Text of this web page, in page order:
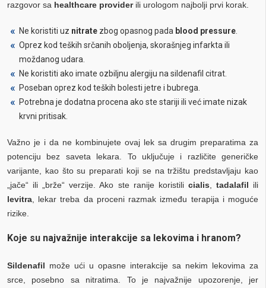
razgovor sa healthcare providerili urologom najbolji prvi korak.
Ne koristiti uz nitrate zbog opasnog pada blood pressure
Oprez kod teških srčanih oboljenja, skorašnjeg infarkta ili
moždanog udara.
Ne koristiti ako imate ozbiljnu alergiju na sildenafil citrat.
Poseban oprez kod teških bolesti jetre i bubrega.
Potrebna je dodatna procena ako ste stariji ili već imate nizak
krvni pritisak.
Važno je i da ne kombinujete ovaj lek sa drugim preparatima za
potenciju bez saveta lekara. To uključuje i različite generičke
varijante, kao što su preparati koji se na tržištu predstavljaju kao
„jače“ ili „brže“ verzije. Ako ste ranije koristili cialis tadalafil ili
levitra , lekar treba da proceni razmak između terapija i moguće
rizike.
Koje su najvažnije interakcije sa lekovima i hranom?
Sildenafil može ući u opasne interakcije sa nekim lekovima za
srce, posebno sa nitratima. To je najvažnije upozorenje, jer